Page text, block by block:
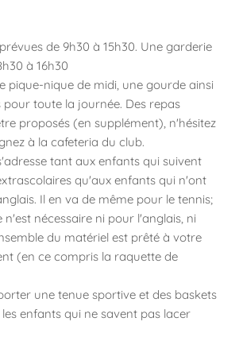
de 9h30 à 15h30. Une garderie
à 16h30
pique-nique de midi, une gourde ainsi
pour toute la journée. Des repas
proposés (en supplément), n'hésitez
à la cafeteria du club.
tant aux enfants qui suivent
qu'aux enfants qui n'ont
Il en va de même pour le tennis;
nécessaire ni pour l'anglais, ni
du matériel est prêté à votre
(en ce compris la raquette de
une tenue sportive et des baskets
enfants qui ne savent pas lacer